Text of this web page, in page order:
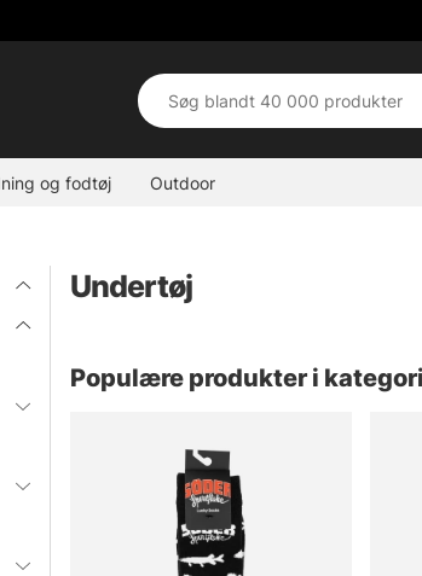
og fodtøj Outdoor
Undertøj
Populære produkter i